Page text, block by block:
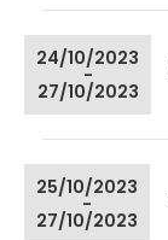
24/10/2023
-
27/10/2023
25/10/2023
-
27/10/2023